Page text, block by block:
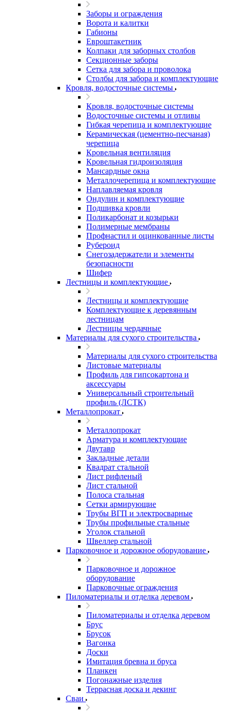
Заборы и ограждения
Ворота и калитки
Габионы
Евроштакетник
Колпаки для заборных столбов
Секционные заборы
Сетка для забора и проволока
Столбы для забора и комплектующие
Кровля, водосточные системы
Кровля, водосточные системы
Водосточные системы и отливы
Гибкая черепица и комплектующие
Керамическая (цементно-песчаная)
черепица
Кровельная вентиляция
Кровельная гидроизоляция
Мансардные окна
Металлочерепица и комплектующие
Наплавляемая кровля
Ондулин и комплектующие
Подшивка кровли
Поликарбонат и козырьки
Полимерные мембраны
Профнастил и оцинкованные листы
Рубероид
Снегозадержатели и элементы
безопасности
Шифер
Лестницы и комплектующие
Лестницы и комплектующие
Комплектующие к деревянным
лестницам
Лестницы чердачные
Материалы для сухого строительства
Материалы для сухого строительства
Листовые материалы
Профиль для гипсокартона и
аксессуары
Универсальный строительный
профиль (ЛСТК)
Металлопрокат
Металлопрокат
Арматура и комплектующие
Двутавр
Закладные детали
Квадрат стальной
Лист рифленый
Лист стальной
Полоса стальная
Сетки армирующие
Трубы ВГП и электросварные
Трубы профильные стальные
Уголок стальной
Швеллер стальной
Парковочное и дорожное оборудование
Парковочное и дорожное
оборудование
Парковочные ограждения
Пиломатериалы и отделка деревом
Пиломатериалы и отделка деревом
Брус
Брусок
Вагонка
Доски
Имитация бревна и бруса
Планкен
Погонажные изделия
Террасная доска и декинг
Сваи